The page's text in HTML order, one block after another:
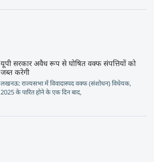
यूपी सरकार अवैध रूप से घोषित वक्फ संपत्तियों को
जब्त करेगी
लखनऊ: राज्यसभा में विवादास्पद वक्फ (संशोधन) विधेयक,
2025 के पारित होने के एक दिन बाद,